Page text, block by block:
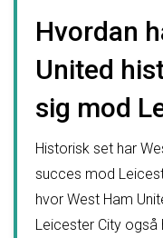
Hvordan
United
sig mod
Historisk set har
succes mod
hvor West Ham
Leicester City